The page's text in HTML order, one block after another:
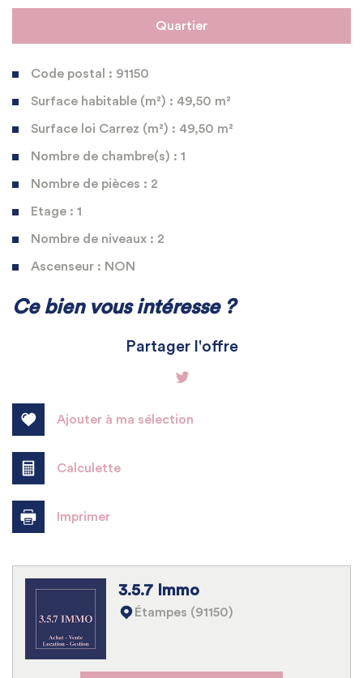
Quartier
Code postal : 91150
Surface habitable (m²) : 49,50 m²
Surface loi Carrez (m²) : 49,50 m²
Nombre de chambre(s) : 1
Nombre de pièces : 2
Etage : 1
Nombre de niveaux : 2
Ascenseur : NON
La ville de Étampes (91150)
Bar
Collège
École maternelle
Ce bien vous intéresse ?
Partager l'offre
Ajouter à ma sélection
Calculette
Imprimer
3.5.7 Immo
Étampes (91150)